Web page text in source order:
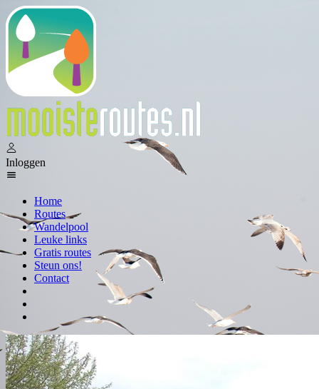
Inloggen
Home
Routes
Wandelpool
Leuke links
Gratis routes
Steun ons!
Contact